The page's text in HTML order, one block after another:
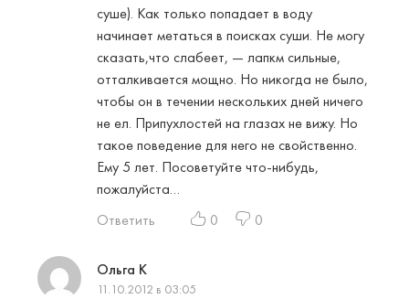
суше). Как только попадает в воду
начинает метаться в поисках суши. Не могу
сказать,что слабеет, — лапкм сильные,
отталкивается мощно. Но никогда не было,
чтобы он в течении нескольких дней ничего
не ел. Припухлостей на глазах не вижу. Но
такое поведение для него не свойственно.
Ему 5 лет. Посоветуйте что-нибудь,
пожалуйста…
Ответить
0 0
Ольга К
11.10.2012 в 03:05